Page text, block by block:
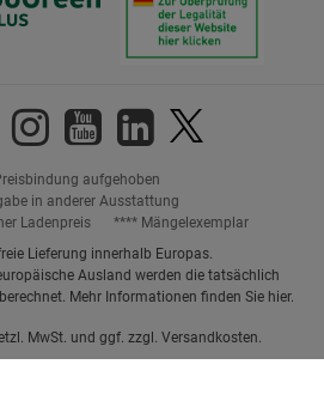
aufgehoben
in anderer Ausstattung
Ladenpreis
**** Mängelexemplar
Lieferung innerhalb Europas.
Ausland werden die tatsächlich
Mehr Informationen finden Sie hier.
MwSt. und ggf. zzgl. Versandkosten.